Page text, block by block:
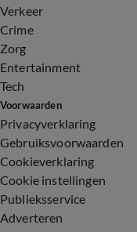
Verkeer
Crime
Zorg
Entertainment
Tech
Voorwaarden
Privacyverklaring
Gebruiksvoorwaarden
Cookieverklaring
Cookie instellingen
Publieksservice
Adverteren